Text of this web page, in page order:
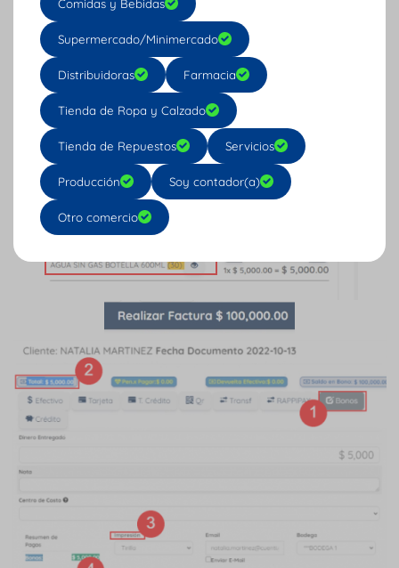
Comidas y Bebidas
Supermercado/Minimercado
Distribuidoras Farmacia
Tienda de Ropa y Calzado
Tienda de Repuestos Servicios
Producción Soy contador(a)
Otro comercio